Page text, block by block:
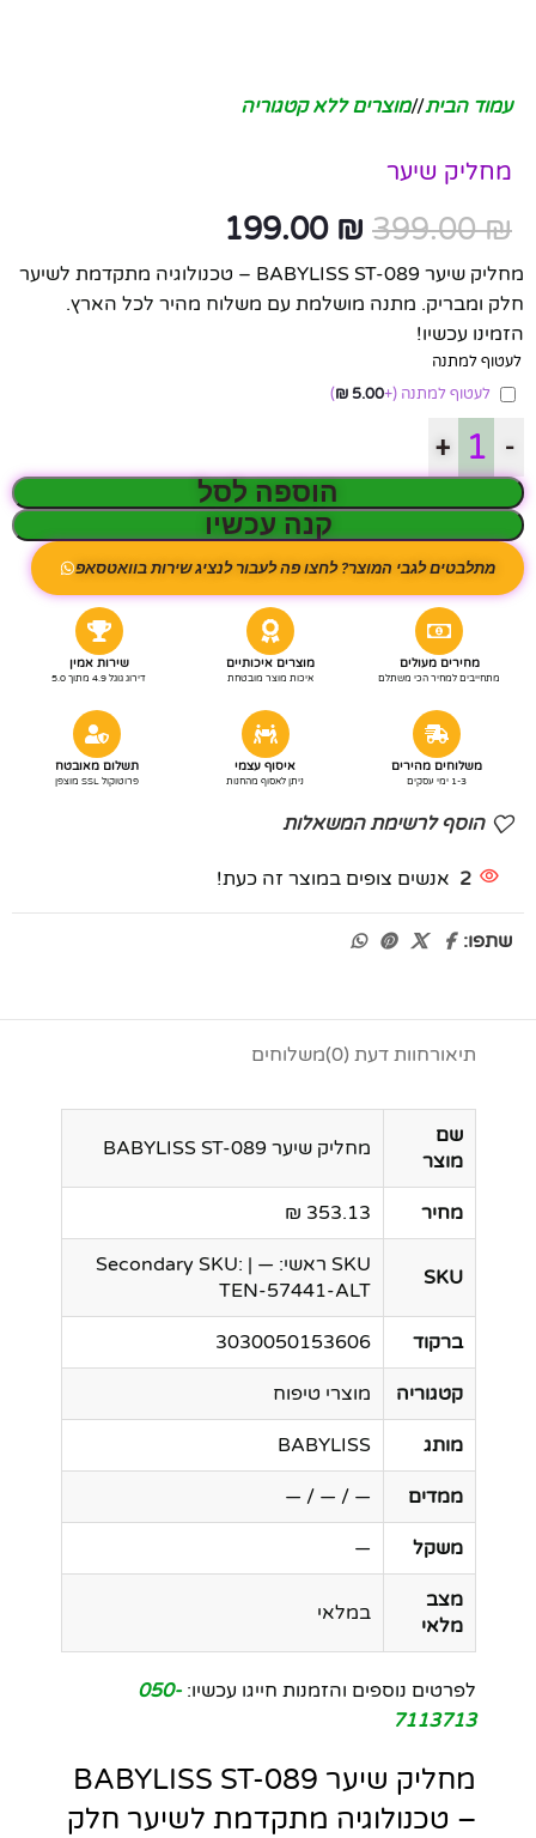
עמוד הבית/ מוצרים ללא קטגוריה
מחליק שיער
399.00₪
199.00 ₪
מחליק שיער BABYLISS ST-089 – טכנולוגיה מתקדמת לשיער
חלק ומבריק. מתנה מושלמת עם משלוח מהיר לכל הארץ.
הזמינו עכשיו!
לעטוף למתנה
לעטוף למתנה (+
5.00
₪
)
-
+
הוספה לסל
קנה עכשיו
מתלבטים לגבי המוצר? לחצו פה לעבור לנציג שירות בוואטסאפ
מחירים מעולים
מתחייבים למחיר הכי משתלם
מוצרים איכותיים
איכות מוצר מובטחת
שירות אמין
דירוג גוגל 4.9 מתוך 5.0
משלוחים מהירים
1-3 ימי עסקים
איסוף עצמי
ניתן לאסוף מהחנות
תשלום מאובטח
פרוטוקול SSL מוצפן
הוסף לרשימת המשאלות
2 אנשים צופים במוצר זה כעת!
שתפו:
תיאורחוות דעת (0) משלוחים
שם
מוצר
מחליק שיער BABYLISS ST-089
מחיר 353.13 ₪
SKU
SKU ראשי: — | Secondary SKU:
TEN-57441-ALT
ברקוד 3030050153606
קטגוריה מוצרי טיפוח
מותג BABYLISS
ממדים — / — / —
משקל —
מצב
מלאי
במלאי
לפרטים נוספים והזמנות חייגו עכשיו: 050-
7113713
מחליק שיער BABYLISS ST-089
– טכנולוגיה מתקדמת לשיער חלק